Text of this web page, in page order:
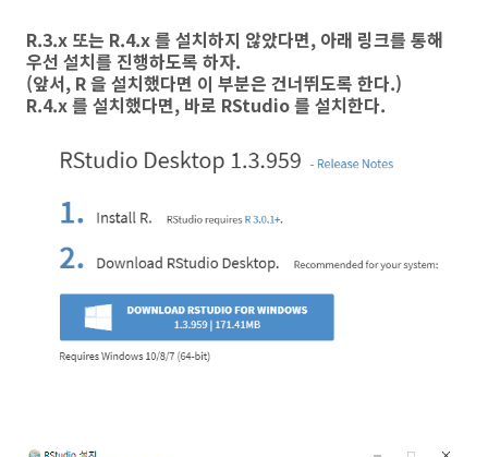
R.3.x 또는 R.4.x 를 설치하지 않았다면, 아래 링크를 통해
우선 설치를 진행하도록 하자.
(앞서, R 을 설치했다면 이 부분은 건너뛰도록 한다.)
R.4.x 를 설치했다면, 바로 RStudio 를 설치한다.